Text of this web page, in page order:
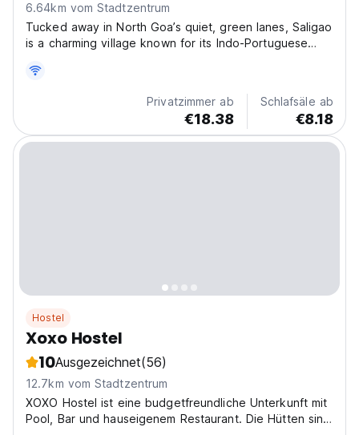
6.64km vom Stadtzentrum
Tucked away in North Goa’s quiet, green lanes, Saligao
is a charming village known for its Indo-Portuguese
travellers looking for a slower pace while still staying
close to Goa’s beaches, bars, and cafés,...
Privatzimmer ab
€18.38
Schlafsäle ab
€8.18
Hostel
Xoxo Hostel
10Ausgezeichnet(56)
12.7km vom Stadtzentrum
XOXO Hostel ist eine budgetfreundliche Unterkunft mit
Pool, Bar und hauseigenem Restaurant. Die Hütten sind